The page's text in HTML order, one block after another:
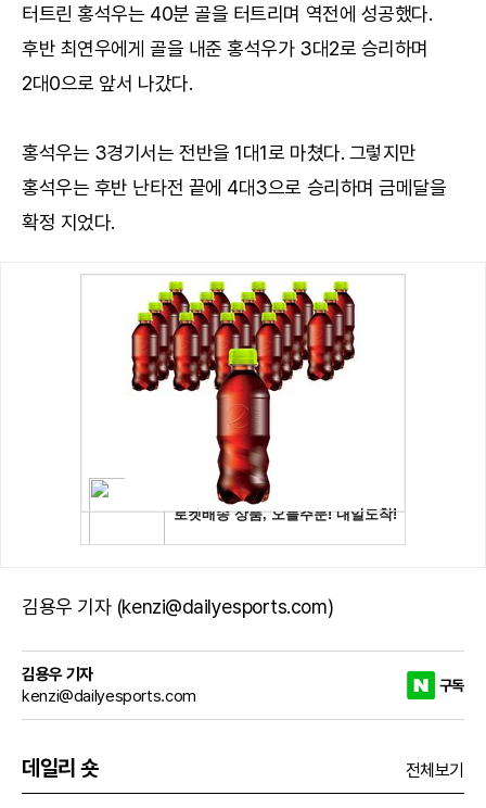
터트린 홍석우는 40분 골을 터트리며 역전에 성공했다.
후반 최연우에게 골을 내준 홍석우가 3대2로 승리하며
2대0으로 앞서 나갔다.
홍석우는 3경기서는 전반을 1대1로 마쳤다. 그렇지만
홍석우는 후반 난타전 끝에 4대3으로 승리하며 금메달을
확정 지었다.
김용우 기자 (kenzi@dailyesports.com)
김용우 기자
kenzi@dailyesports.com
구독
데일리 숏 전체보기